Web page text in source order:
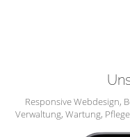
Responsive Webdesign,
Verwaltung, Wartung,